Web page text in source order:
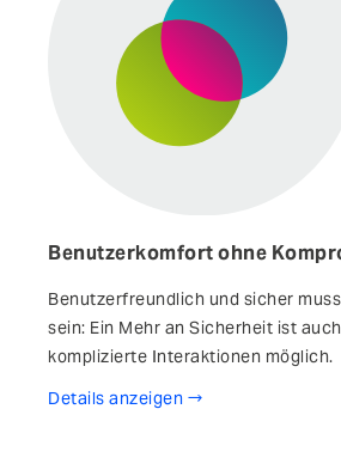
Benutzerkomfort ohne
Benutzerfreundlich und sicher
sein: Ein Mehr an Sicherheit ist
komplizierte Interaktionen möglich.
Details anzeigen